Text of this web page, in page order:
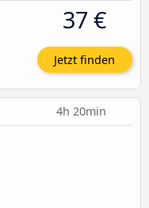
37 €
Jetzt finden
4h 20min